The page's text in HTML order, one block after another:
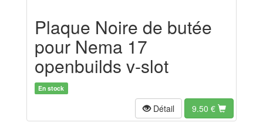
Plaque Noire de butée
pour Nema 17
openbuilds v-slot
En stock
Détail 9.50 €